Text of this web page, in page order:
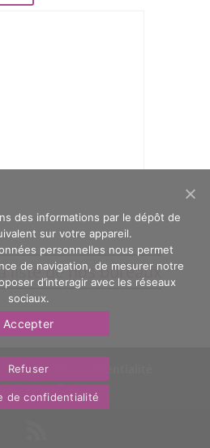
liste de nos bureaux
Politique de confidentialité
OasYs
des informations par le dépôt de
sur votre appareil.
personnelles nous permet
de navigation, de mesurer notre
d’interagir avec les réseaux
sociaux.
Accepter
Refuser
de confidentialité